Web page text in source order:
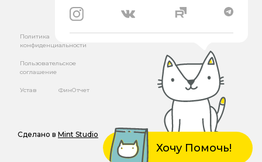
Хочу Помочь!
Политика
конфиденциальности
Пользовательское
соглашение
Устав ФинОтчет
Сделано в Mint Studio